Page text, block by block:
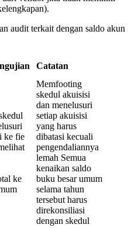
audit terkait dengan saldo akun
Catatan
ke fie
ke
Memfooting
skedul akuisisi
dan menelusuri
setiap akuisisi
yang harus
dibatasi kecuali
pengendaliannya
lemah Semua
kenaikan saldo
buku besar umum
selama tahun
tersebut harus
direkonsiliasi
dengan skedul